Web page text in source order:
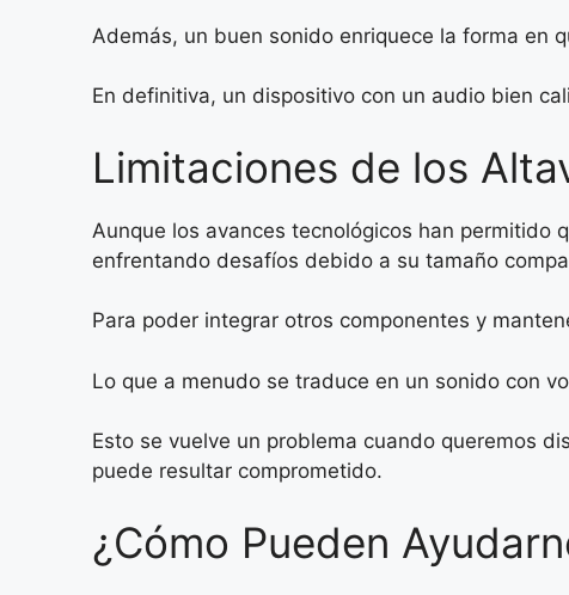
Además, un buen sonido enriquece la forma en
En definitiva, un dispositivo con un audio bien
Limitaciones de los
Aunque los avances tecnológicos han permitido
enfrentando desafíos debido a su tamaño
Para poder integrar otros componentes y
Lo que a menudo se traduce en un sonido con
Esto se vuelve un problema cuando queremos
puede resultar comprometido.
¿Cómo Pueden